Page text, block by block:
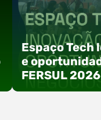
Espaço Tech
e
FERSUL 2026